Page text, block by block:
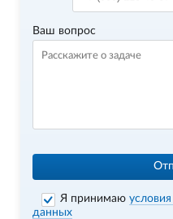
Ваш вопрос
Я принимаю
данных